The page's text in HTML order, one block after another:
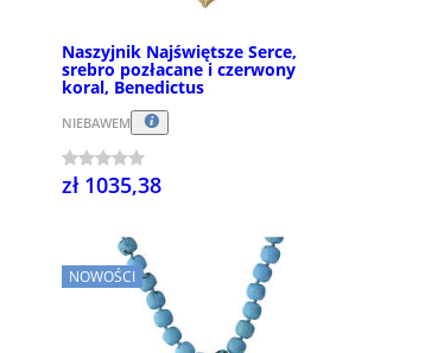
Naszyjnik Najświętsze Serce,
srebro pozłacane i czerwony
koral, Benedictus
NIEBAWEM
zł 1035,38
NOWOŚCI